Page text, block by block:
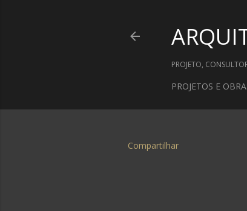
PROJETO,
PROJETOS E
Compartilhar